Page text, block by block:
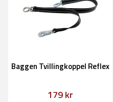
Baggen Tvillingkoppel Reflex
179 kr